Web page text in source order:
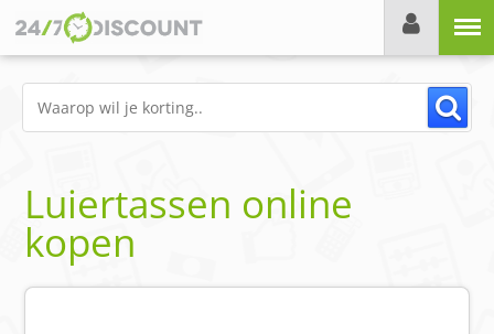
Luiertassen online
kopen